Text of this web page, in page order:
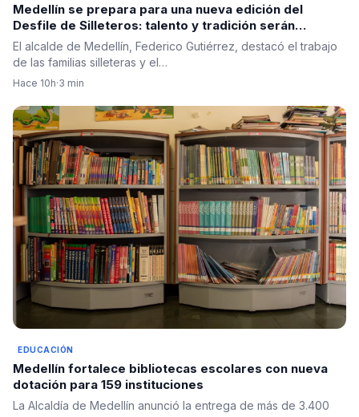
Medellín se prepara para una nueva edición del
Desfile de Silleteros: talento y tradición serán
protagonistas
El alcalde de Medellín, Federico Gutiérrez, destacó el trabajo
de las familias silleteras y el…
Hace 10h·3 min
EDUCACIÓN
Medellín fortalece bibliotecas escolares con nueva
dotación para 159 instituciones
La Alcaldía de Medellín anunció la entrega de más de 3.400